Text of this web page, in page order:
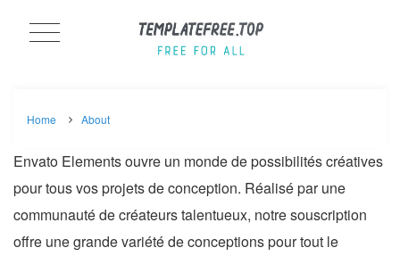
Home About
Envato Elements ouvre un monde de possibilités créatives
pour tous vos projets de conception. Réalisé par une
communauté de créateurs talentueux, notre souscription
offre une grande variété de conceptions pour tout le